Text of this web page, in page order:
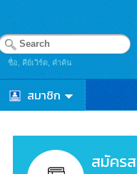
ชื่อ, คีย์เวิร์ด, คำค้น
สมาชิก
สมัคร